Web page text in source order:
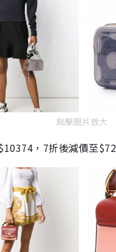
點擊圖片放大
，7折後減價至